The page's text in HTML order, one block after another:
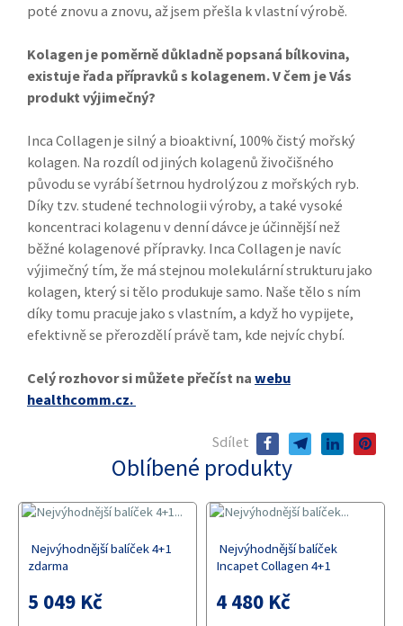
poté znovu a znovu, až jsem přešla k vlastní výrobě.
Kolagen je poměrně důkladně popsaná bílkovina,
existuje řada přípravků s kolagenem. V čem je Vás
produkt výjimečný?
Inca Collagen je silný a bioaktivní, 100% čistý mořský
kolagen. Na rozdíl od jiných kolagenů živočišného
původu se vyrábí šetrnou hydrolýzou z mořských ryb.
Díky tzv. studené technologii výroby, a také vysoké
koncentraci kolagenu v denní dávce je účinnější než
běžné kolagenové přípravky. Inca Collagen je navíc
výjimečný tím, že má stejnou molekulární strukturu jako
kolagen, který si tělo produkuje samo. Naše tělo s ním
díky tomu pracuje jako s vlastním, a když ho vypijete,
efektivně se přerozdělí právě tam, kde nejvíc chybí.
Celý rozhovor si můžete přečíst na webu
healthcomm.cz.
Sdílet facebook telegram linkedin pinterest
Oblíbené produkty
Nejvýhodnější balíček 4+1
zdarma
5 049 Kč
Nejvýhodnější balíček
Incapet Collagen 4+1
4 480 Kč